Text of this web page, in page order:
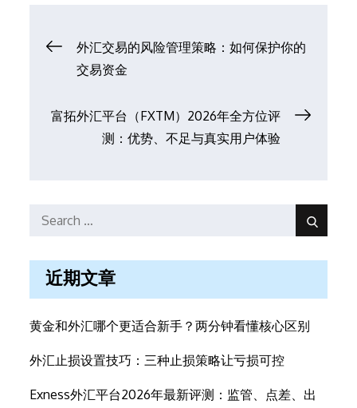
文
章
导
外汇交易的风险管理策略：如何保护你的
交易资金
富拓外汇平台（FXTM）2026年全方位评
测：优势、不足与真实用户体验
Search
Search
近期文章
黄金和外汇哪个更适合新手？两分钟看懂核心区别
外汇止损设置技巧：三种止损策略让亏损可控
Exness外汇平台2026年最新评测：监管、点差、出